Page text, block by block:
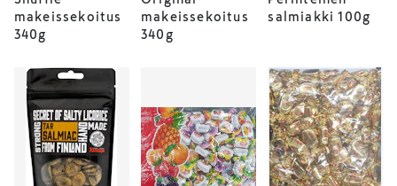
makeissekoitus
340g
makeissekoitus
340g
salmiakki 100g